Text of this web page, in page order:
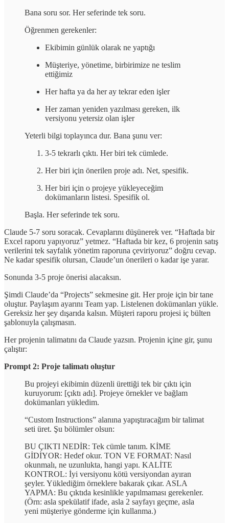
Bana soru sor. Her seferinde tek soru.
Öğrenmen gerekenler:
Ekibimin günlük olarak ne yaptığı
Müşteriye, yönetime, birbirimize ne teslim
ettiğimiz
Her hafta ya da her ay tekrar eden işler
Her zaman yeniden yazılması gereken, ilk
versiyonu yetersiz olan işler
Yeterli bilgi toplayınca dur. Bana şunu ver:
3-5 tekrarlı çıktı. Her biri tek cümlede.
Her biri için önerilen proje adı. Net, spesifik.
Her biri için o projeye yükleyeceğim
dokümanların listesi. Spesifik ol.
Başla. Her seferinde tek soru.
Claude 5-7 soru soracak. Cevaplarını düşünerek ver. “Haftada bir
Excel raporu yapıyoruz” yetmez. “Haftada bir kez, 6 projenin satış
verilerini tek sayfalık yönetim raporuna çeviriyoruz” doğru cevap.
Ne kadar spesifik olursan, Claude’un önerileri o kadar işe yarar.
Sonunda 3-5 proje önerisi alacaksın.
Şimdi Claude’da “Projects” sekmesine git. Her proje için bir tane
oluştur. Paylaşım ayarını Team yap. Listelenen dokümanları yükle.
Gereksiz her şey dışarıda kalsın. Müşteri raporu projesi iç bülten
şablonuyla çalışmasın.
Her projenin talimatını da Claude yazsın. Projenin içine gir, şunu
çalıştır:
Prompt 2: Proje talimatı oluştur
Bu projeyi ekibimin düzenli ürettiği tek bir çıktı için
kuruyorum: [çıktı adı]. Projeye örnekler ve bağlam
dokümanları yükledim.
“Custom Instructions” alanına yapıştıracağım bir talimat
seti üret. Şu bölümler olsun:
BU ÇIKTI NEDİR: Tek cümle tanım. KİME
GİDİYOR: Hedef okur. TON VE FORMAT: Nasıl
okunmalı, ne uzunlukta, hangi yapı. KALİTE
KONTROL: İyi versiyonu kötü versiyondan ayıran
şeyler. Yüklediğim örneklere bakarak çıkar. ASLA
YAPMA: Bu çıktıda kesinlikle yapılmaması gerekenler.
(Örn: asla spekülatif ifade, asla 2 sayfayı geçme, asla
yeni müşteriye gönderme için kullanma.)